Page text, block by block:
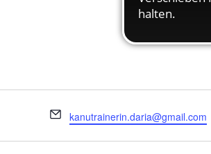
Email
kanutrainerin.daria@gmail.com